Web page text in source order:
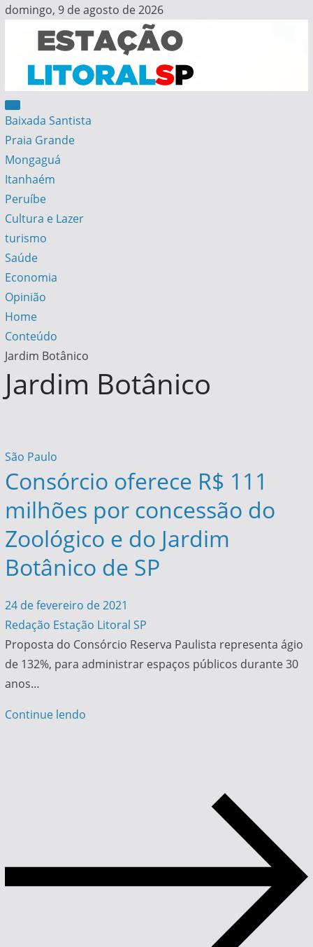
Skip
content
domingo, 9 de agosto de 2026
Estação Litoral SP
Notícias da Baixada Santista
Baixada Santista
Praia Grande
Mongaguá
Itanhaém
Peruíbe
Cultura e Lazer
turismo
Saúde
Economia
Opinião
Home
Conteúdo
Jardim Botânico
Jardim Botânico
São Paulo
Consórcio oferece R$ 111
milhões por concessão do
Zoológico e do Jardim
Botânico de SP
24 de fevereiro de 2021
Redação Estação Litoral SP
Proposta do Consórcio Reserva Paulista representa ágio
de 132%, para administrar espaços públicos durante 30
anos…
Continue lendo